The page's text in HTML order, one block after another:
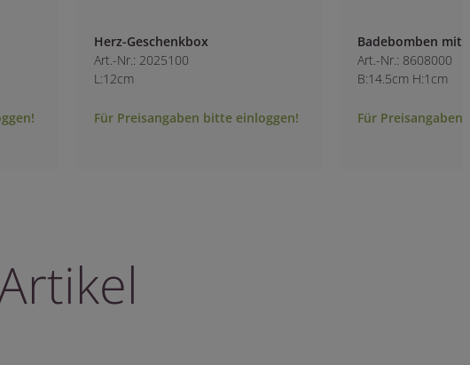
Herz-Geschenkbox
Art.-Nr.: 2025100
L:12cm
Für Preisangaben bitte einloggen!
Badebomben mit
Art.-Nr.: 8608000
B:14.5cm H:1cm
Für